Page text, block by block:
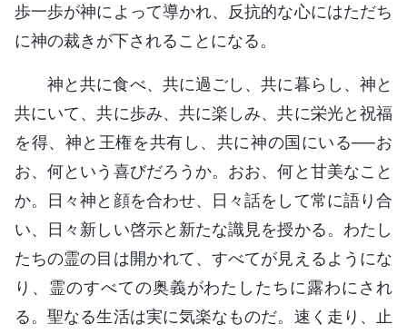
歩一歩が神によって導かれ、反抗的な心にはただち
に神の裁きが下されることになる。
神と共に食べ、共に過ごし、共に暮らし、神と
共にいて、共に歩み、共に楽しみ、共に栄光と祝福
を得、神と王権を共有し、共に神の国にいる──お
お、何という喜びだろうか。おお、何と甘美なこと
か。日々神と顔を合わせ、日々話をして常に語り合
い、日々新しい啓示と新たな識見を授かる。わたし
たちの霊の目は開かれて、すべてが見えるようにな
り、霊のすべての奥義がわたしたちに露わにされ
る。聖なる生活は実に気楽なものだ。速く走り、止